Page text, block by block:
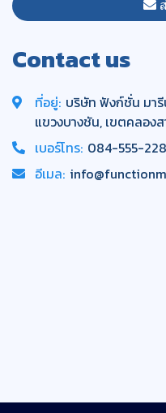
Contact us
ที่อยู่: บริษัท ฟังก์ชั่น มา
แขวงบางชัน, เขตคลอง
เบอร์โทร: 084-555-
อีเมล: